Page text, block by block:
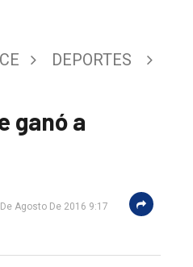
DEPORTES
ganó a
Agosto De 2016 9:17